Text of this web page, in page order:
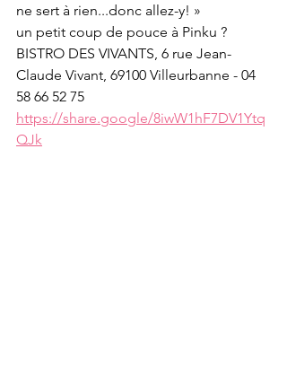
ne sert à rien...donc allez-y! »
un petit coup de pouce à Pinku ?
BISTRO DES VIVANTS, 6 rue Jean-
Claude Vivant, 69100 Villeurbanne - 04
58 66 52 75
https://share.google/8iwW1hF7DV1Ytq
QJk